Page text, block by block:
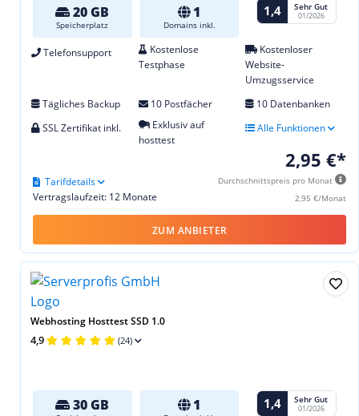
20 GB
Speicherplatz
1
Domains inkl.
1,4 Sehr Gut
01/2026
Telefonsupport
Kostenlose
Testphase
Kostenloser
Website-
Umzugsservice
Tägliches Backup
10 Postfächer
10 Datenbanken
SSL Zertifikat inkl.
Exklusiv auf
hosttest
Alle Funktionen
2,95 €*
Durchschnittspreis pro Monat
2,95 €/Monat
Vertragslaufzeit: 12 Monate
Tarifdetails
ZUM ANBIETER
Webhosting Hosttest SSD 1.0
4,9 (24)
30 GB 1 1,4 Sehr Gut
01/2026